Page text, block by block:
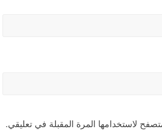
لاستخدامها المرة المقبلة في تعليقي.